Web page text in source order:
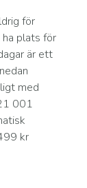
för
plats för
är ett
med
001
kr